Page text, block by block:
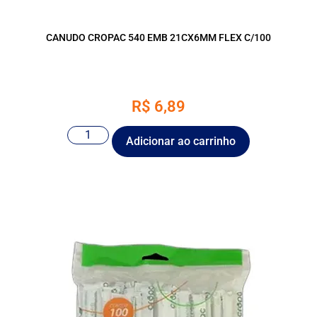
CANUDO CROPAC 540 EMB 21CX6MM FLEX C/100
R$ 6,89
Adicionar ao carrinho